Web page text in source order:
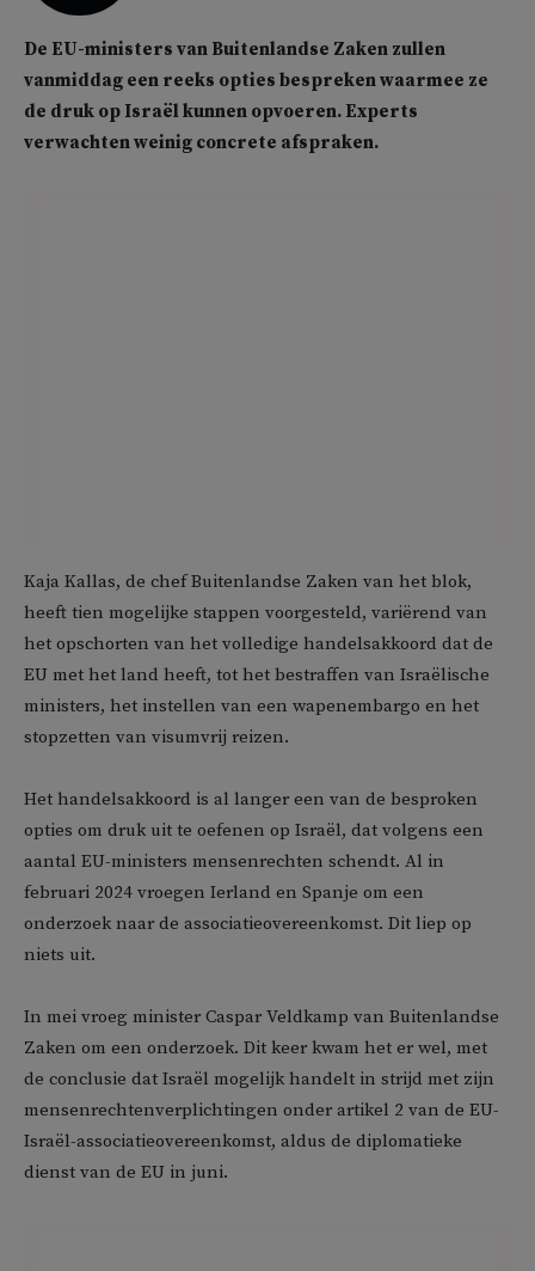
De EU-ministers van Buitenlandse Zaken zullen
vanmiddag een reeks opties bespreken waarmee ze
de druk op Israël kunnen opvoeren. Experts
verwachten weinig concrete afspraken.
Kaja Kallas, de chef Buitenlandse Zaken van het blok,
heeft tien mogelijke stappen voorgesteld, variërend van
het opschorten van het volledige handelsakkoord dat de
EU met het land heeft, tot het bestraffen van Israëlische
ministers, het instellen van een wapenembargo en het
stopzetten van visumvrij reizen.
Het handelsakkoord is al langer een van de besproken
opties om druk uit te oefenen op Israël, dat volgens een
aantal EU-ministers mensenrechten schendt. Al in
februari 2024 vroegen Ierland en Spanje om een
onderzoek naar de associatieovereenkomst. Dit liep op
niets uit.
In mei vroeg minister Caspar Veldkamp van Buitenlandse
Zaken om een onderzoek. Dit keer kwam het er wel, met
de conclusie dat Israël mogelijk handelt in strijd met zijn
mensenrechtenverplichtingen onder artikel 2 van de EU-
Israël-associatieovereenkomst, aldus de diplomatieke
dienst van de EU in juni.